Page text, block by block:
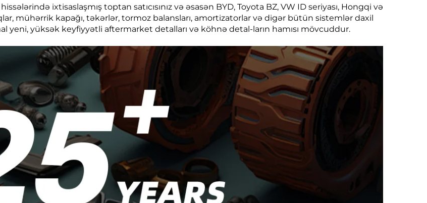
ixtisaslaşmış toptan satıcısınız və əsasən BYD, Toyota BZ, VW ID seriyası, Hongqi və
mühərrik kapağı, təkərlər, tormoz balansları, amortizatorlar və digər bütün sistemlər daxil
yüksək keyfiyyətli aftermarket detalları və köhnə detal-ların hamısı mövcuddur.